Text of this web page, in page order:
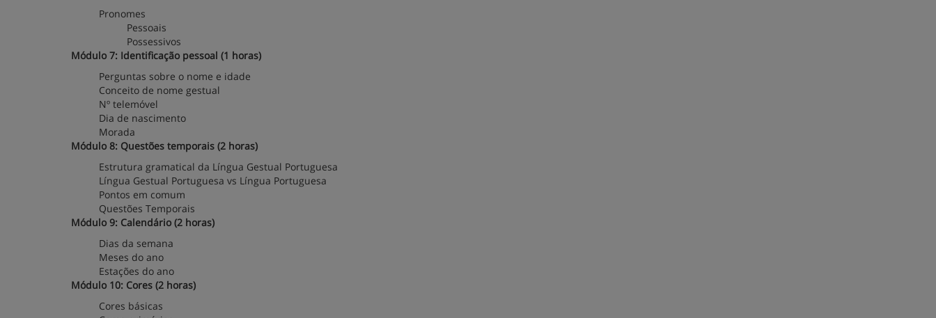
Pronomes
Pessoais
Possessivos
Módulo 7: Identificação pessoal (1 horas)
Perguntas sobre o nome e idade
Conceito de nome gestual
Nº telemóvel
Dia de nascimento
Morada
Módulo 8: Questões temporais (2 horas)
Estrutura gramatical da Língua Gestual Portuguesa
Língua Gestual Portuguesa vs Língua Portuguesa
Pontos em comum
Questões Temporais
Módulo 9: Calendário (2 horas)
Dias da semana
Meses do ano
Estações do ano
Módulo 10: Cores (2 horas)
Cores básicas